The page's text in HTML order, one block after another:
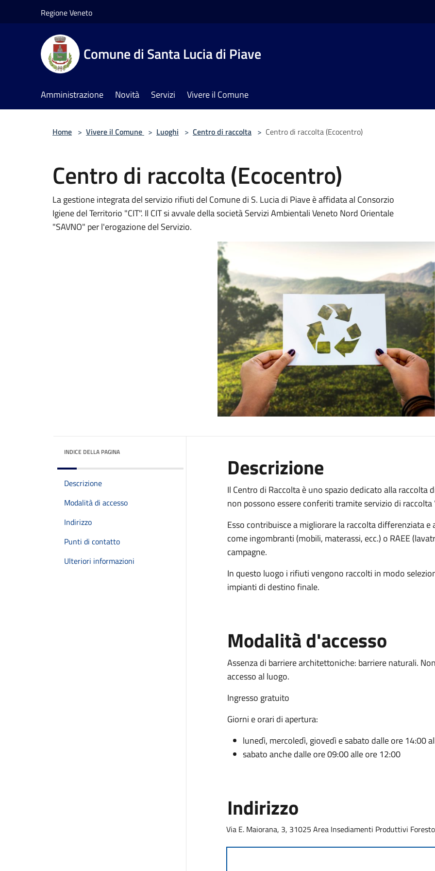
Regione Veneto
Comune di Santa Lucia di Piave
Amministrazione Novità Servizi Vivere il Comune
Home > Vivere il Comune > Luoghi > Centro di raccolta > Centro di raccolta (Ecocentro)
Centro di raccolta (Ecocentro)
La gestione integrata del servizio rifiuti del Comune di S. Lucia di Piave è affidata al Consorzio
Igiene del Territorio "CIT". Il CIT si avvale della società Servizi Ambientali Veneto Nord Orientale
"SAVNO" per l'erogazione del Servizio.
INDICE DELLA PAGINA
Descrizione
Modalità di accesso
Indirizzo
Punti di contatto
Ulteriori informazioni
Descrizione
Il Centro di Raccolta è uno spazio dedicato alla
non possono essere conferiti tramite servizio di raccolta
Esso contribuisce a migliorare la raccolta differenziata
come ingombranti (mobili, materassi, ecc.) o RAEE
campagne.
In questo luogo i rifiuti vengono raccolti in modo
impianti di destino finale.
Modalità d'accesso
Assenza di barriere architettoniche: barriere naturali.
accesso al luogo.
Ingresso gratuito
Giorni e orari di apertura:
lunedì, mercoledì, giovedì e sabato dalle ore 14:00
sabato anche dalle ore 09:00 alle ore 12:00
Indirizzo
Via E. Maiorana, 3, 31025 Area Insediamenti Produttivi